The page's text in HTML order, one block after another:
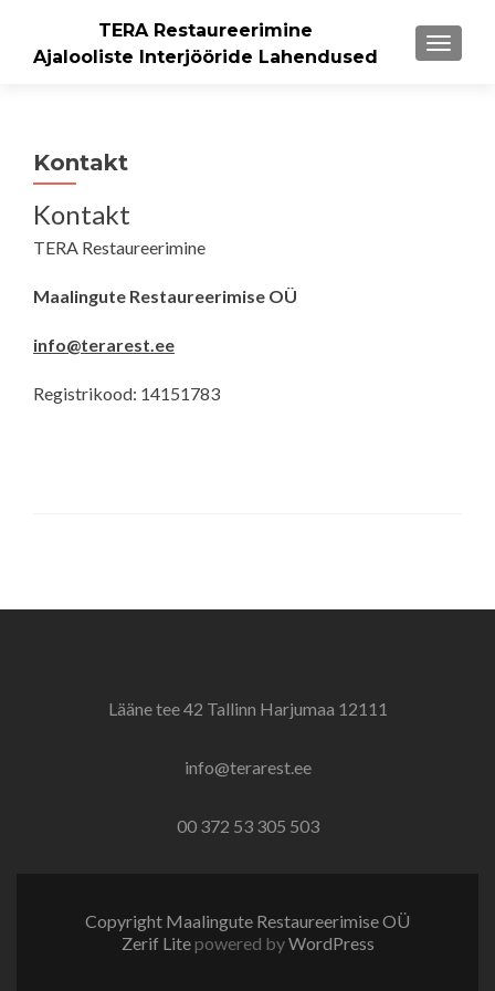
TERA Restaureerimine
Ajalooliste Interjööride Lahendused
Kontakt
Kontakt
TERA Restaureerimine
Maalingute Restaureerimise OÜ
info@terarest.ee
Registrikood: 14151783
Lääne tee 42 Tallinn Harjumaa 12111
info@terarest.ee
00 372 53 305 503
Copyright Maalingute Restaureerimise OÜ
Zerif Litepowered byWordPress